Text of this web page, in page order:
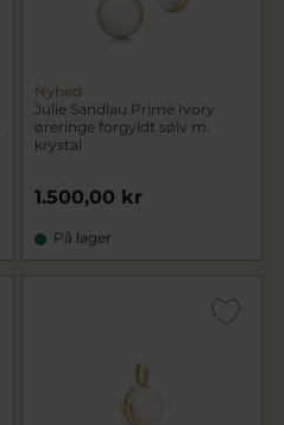
Nyhed
Julie Sandlau Prime Ivory
øreringe forgyldt sølv m.
krystal
1.500,00 kr
På lager